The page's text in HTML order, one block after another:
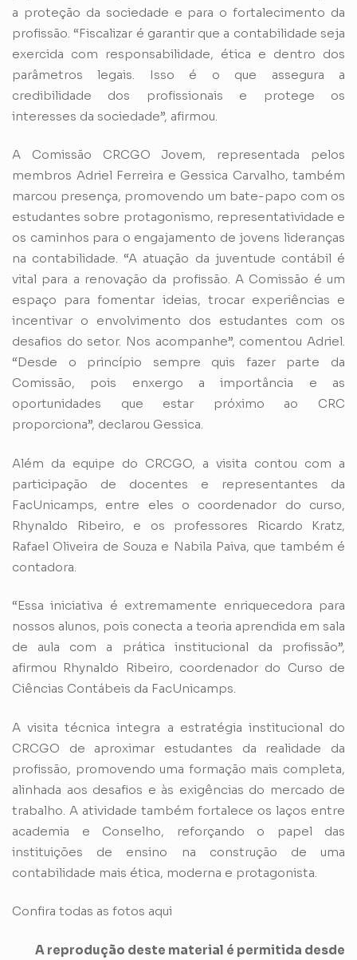
a proteção da sociedade e para o fortalecimento da
profissão. “Fiscalizar é garantir que a contabilidade seja
exercida com responsabilidade, ética e dentro dos
parâmetros legais. Isso é o que assegura a
credibilidade dos profissionais e protege os
interesses da sociedade”, afirmou.
A Comissão CRCGO Jovem, representada pelos
membros Adriel Ferreira e Gessica Carvalho, também
marcou presença, promovendo um bate-papo com os
estudantes sobre protagonismo, representatividade e
os caminhos para o engajamento de jovens lideranças
na contabilidade. “A atuação da juventude contábil é
vital para a renovação da profissão. A Comissão é um
espaço para fomentar ideias, trocar experiências e
incentivar o envolvimento dos estudantes com os
desafios do setor. Nos acompanhe”, comentou Adriel.
“Desde o princípio sempre quis fazer parte da
Comissão, pois enxergo a importância e as
oportunidades que estar próximo ao CRC
proporciona”, declarou Gessica.
Além da equipe do CRCGO, a visita contou com a
participação de docentes e representantes da
FacUnicamps, entre eles o coordenador do curso,
Rhynaldo Ribeiro, e os professores Ricardo Kratz,
Rafael Oliveira de Souza e Nabila Paiva, que também é
contadora.
“Essa iniciativa é extremamente enriquecedora para
nossos alunos, pois conecta a teoria aprendida em sala
de aula com a prática institucional da profissão”,
afirmou Rhynaldo Ribeiro, coordenador do Curso de
Ciências Contábeis da FacUnicamps.
A visita técnica integra a estratégia institucional do
CRCGO de aproximar estudantes da realidade da
profissão, promovendo uma formação mais completa,
alinhada aos desafios e às exigências do mercado de
trabalho. A atividade também fortalece os laços entre
academia e Conselho, reforçando o papel das
instituições de ensino na construção de uma
contabilidade mais ética, moderna e protagonista.
Confira todas as fotos aqui
A reprodução deste material é permitida desde